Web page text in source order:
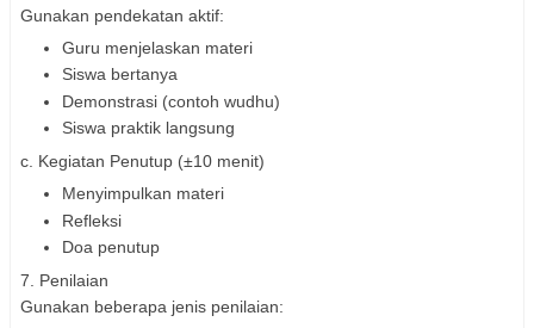
Gunakan pendekatan aktif:
Guru menjelaskan materi
Siswa bertanya
Demonstrasi (contoh wudhu)
Siswa praktik langsung
c. Kegiatan Penutup (±10 menit)
Menyimpulkan materi
Refleksi
Doa penutup
7. Penilaian
Gunakan beberapa jenis penilaian: